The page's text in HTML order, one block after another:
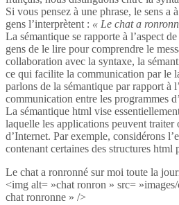
Si vous pensez à une phrase, le sens a
gens l’interprètent : « Le chat a
La sémantique se rapporte à l’aspect
gens de le lire pour comprendre le
collaboration avec la syntaxe, la
ce qui facilite la communication par le
parlons de la sémantique par rapport à
communication entre les programmes
La sémantique html vise
laquelle les applications peuvent traiter
d’Internet. Par exemple, considérons
contenant certaines des structures html
Le chat a ronronné sur moi toute la
<img alt= »chat ronron » src=
chat ronronne » />